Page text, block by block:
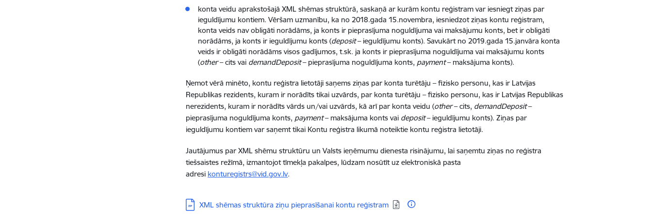
konta veidu aprakstošajā XML shēmas struktūrā, saskaņā ar kurām kontu reģistram var iesniegt ziņas par
ieguldījumu kontiem. Vēršam uzmanību, ka no 2018.gada 15.novembra, iesniedzot ziņas kontu reģistram,
konta veids nav obligāti norādāms, ja konts ir pieprasījuma noguldījuma vai maksājumu konts, bet ir obligāti
norādāms, ja konts ir ieguldījumu konts (deposit– ieguldījumu konts). Savukārt no 2019.gada 15.janvāra konta
veids ir obligāti norādāms visos gadījumos, t.sk. ja konts ir pieprasījuma noguldījuma vai maksājumu konts
(other– cits vai demandDeposit– pieprasījuma noguldījuma konts, payment– maksājuma konts).
Ņemot vērā minēto, kontu reģistra lietotāji saņems ziņas par konta turētāju – fizisko personu, kas ir Latvijas
Republikas rezidents, kuram ir norādīts tikai uzvārds, par konta turētāju – fizisko personu, kas ir Latvijas Republikas
nerezidents, kuram ir norādīts vārds un/vai uzvārds, kā arī par konta veidu (other– cits, demandDeposit–
pieprasījuma noguldījuma konts, payment– maksājuma konts vai deposit– ieguldījumu konts). Ziņas par
ieguldījumu kontiem var saņemt tikai Kontu reģistra likumā noteiktie kontu reģistra lietotāji.
Jautājumus par XML shēmu struktūru un Valsts ieņēmumu dienesta risinājumu, lai saņemtu ziņas no reģistra
tiešsaistes režīmā, izmantojot tīmekļa pakalpes, lūdzam nosūtīt uz elektroniskā pasta
adresi konturegistrs@vid.gov.lv.
Lejupielādēt:
XML shēmas struktūra ziņu pieprasīšanai kontu reģistram